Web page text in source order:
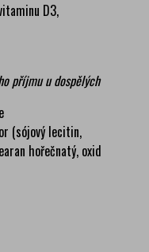
D3,
příjmu u dospělých
(sójový lecitin,
hořečnatý, oxid